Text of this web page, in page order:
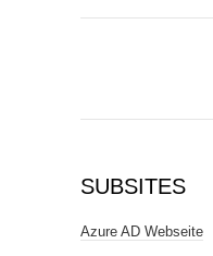
SUBSITES
Azure AD Webseite